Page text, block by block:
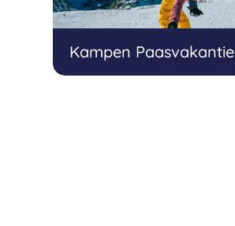
Kampen Paasvakantie